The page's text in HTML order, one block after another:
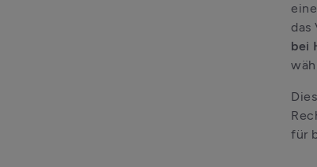
eine
bei
für